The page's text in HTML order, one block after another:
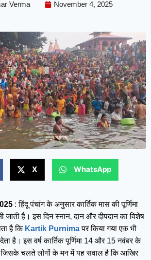
Verma
November 4, 2025
X WhatsApp
: हिंदू पंचांग के अनुसार कार्तिक मास की पूर्णिमा
जाती है। इस दिन स्नान, दान और दीपदान का विशेष
है कि Kartik Purnimaपर किया गया एक भी
है। इस वर्ष कार्तिक पूर्णिमा 14 और 15 नवंबर के
जिसके चलते लोगों के मन में यह सवाल है कि आखिर